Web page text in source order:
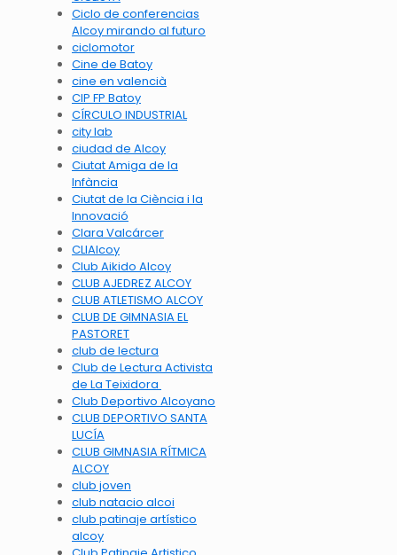
Ciclo de conferencias
Alcoy mirando al futuro
ciclomotor
Cine de Batoy
cine en valencià
CIP FP Batoy
CÍRCULO INDUSTRIAL
city lab
ciudad de Alcoy
Ciutat Amiga de la
Infància
Ciutat de la Ciència i la
Innovació
Clara Valcárcer
CLIAlcoy
Club Aikido Alcoy
CLUB AJEDREZ ALCOY
CLUB ATLETISMO ALCOY
CLUB DE GIMNASIA EL
PASTORET
club de lectura
Club de Lectura Activista
de La Teixidora
Club Deportivo Alcoyano
CLUB DEPORTIVO SANTA
LUCÍA
CLUB GIMNASIA RÍTMICA
ALCOY
club joven
club natacio alcoi
club patinaje artístico
alcoy